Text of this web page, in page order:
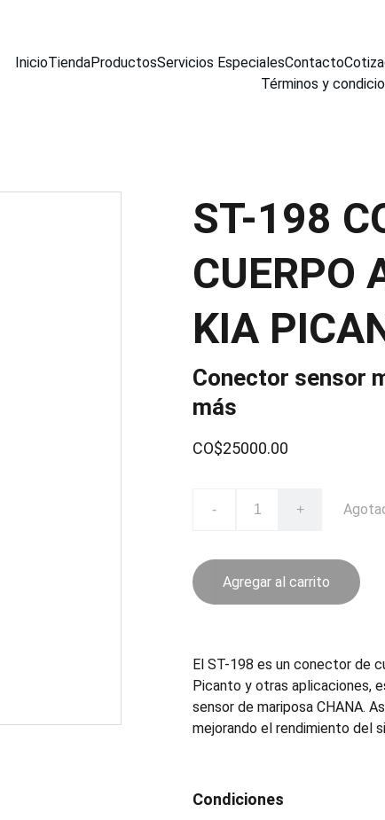
InicioTiendaProductosServicios EspecialesContacto
Términos y
ST-198
CUERPO
KIA
Conector sensor
más
CO$25000.00
- +
Agregar al carrito
El ST-198 es un conector de
Picanto y otras aplicaciones,
sensor de mariposa CHANA.
mejorando el rendimiento del
Condiciones